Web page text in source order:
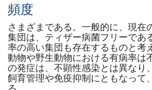
頻度
さまざまである。一般的に、現在
集団は、ティザー病菌フリーであ
率の高い集団も存在するものと考
動物や野生動物における有病率は
の発症は、不顕性感染とは異なり
飼育管理や免疫抑制にともなって